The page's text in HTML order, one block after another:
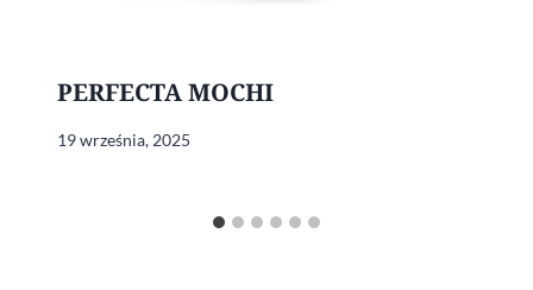
PERFECTA MOCHI
19 września, 2025